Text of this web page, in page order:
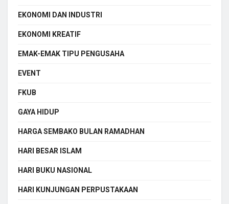
EKONOMI DAN INDUSTRI
EKONOMI KREATIF
EMAK-EMAK TIPU PENGUSAHA
EVENT
FKUB
GAYA HIDUP
HARGA SEMBAKO BULAN RAMADHAN
HARI BESAR ISLAM
HARI BUKU NASIONAL
HARI KUNJUNGAN PERPUSTAKAAN